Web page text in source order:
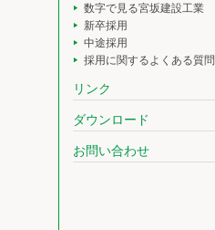
数字で見る宮坂建設工業
新卒採用
中途採用
採用に関するよくある質問
リンク
ダウンロード
お問い合わせ